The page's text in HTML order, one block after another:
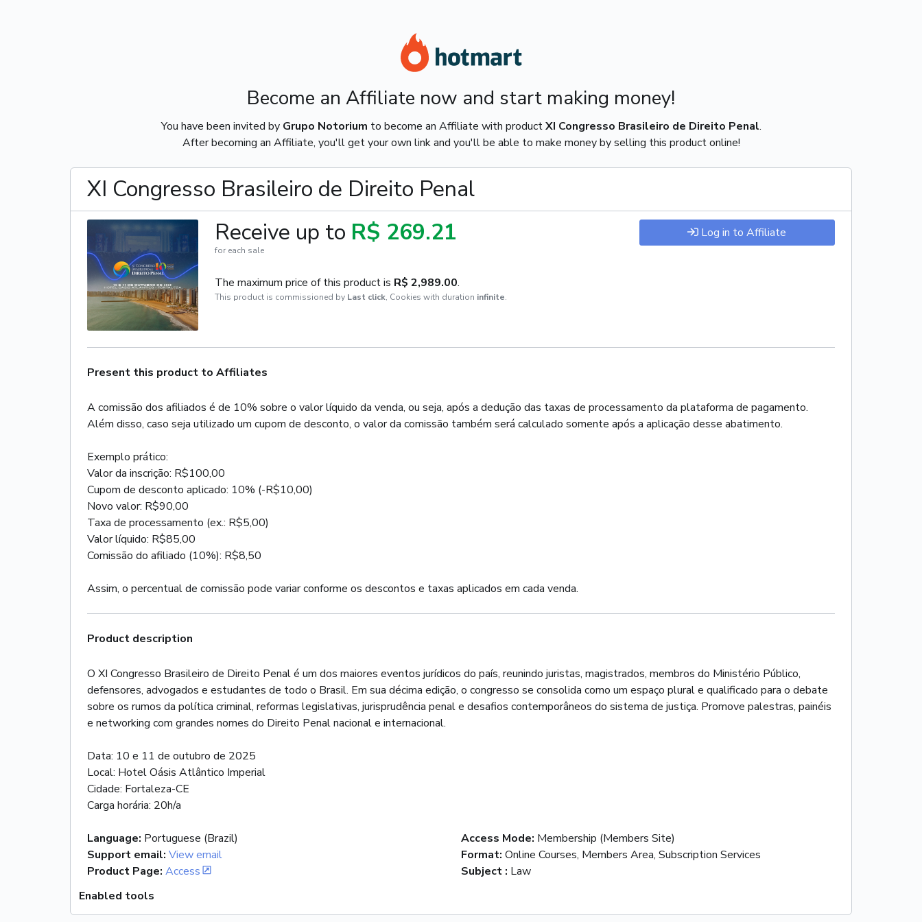
Become an Affiliate now and start making money!
You have been invited by Grupo Notorium to become an Affiliate with productXI Congresso Brasileiro de Direito Penal.
After becoming an Affiliate, you'll get your own link and you'll be able to make money by selling this product online!
XI Congresso Brasileiro de Direito Penal
Receive up to R$ 269.21
for each sale
The maximum price of this product is R$ 2,989.00.
This product is commissioned by Last click, Cookies with duration infinite.
Log in to Affiliate
Present this product to Affiliates
A comissão dos afiliados é de 10% sobre o valor líquido da venda, ou seja, após a dedução das taxas de processamento da plataforma de pagamento.
Além disso, caso seja utilizado um cupom de desconto, o valor da comissão também será calculado somente após a aplicação desse abatimento.
Exemplo prático:
Valor da inscrição: R$100,00
Cupom de desconto aplicado: 10% (-R$10,00)
Novo valor: R$90,00
Taxa de processamento (ex.: R$5,00)
Valor líquido: R$85,00
Comissão do afiliado (10%): R$8,50
Assim, o percentual de comissão pode variar conforme os descontos e taxas aplicados em cada venda.
Product description
O XI Congresso Brasileiro de Direito Penal é um dos maiores eventos jurídicos do país, reunindo juristas, magistrados, membros do Ministério Público,
defensores, advogados e estudantes de todo o Brasil. Em sua décima edição, o congresso se consolida como um espaço plural e qualificado para o debate
sobre os rumos da política criminal, reformas legislativas, jurisprudência penal e desafios contemporâneos do sistema de justiça. Promove palestras, painéis
e networking com grandes nomes do Direito Penal nacional e internacional.
Data: 10 e 11 de outubro de 2025
Local: Hotel Oásis Atlântico Imperial
Cidade: Fortaleza-CE
Carga horária: 20h/a
Language: Portuguese (Brazil)
Support email: View email
Product Page: Access
Access Mode: Membership (Members Site)
Format: Online Courses, Members Area, Subscription Services
Subject : Law
Enabled tools